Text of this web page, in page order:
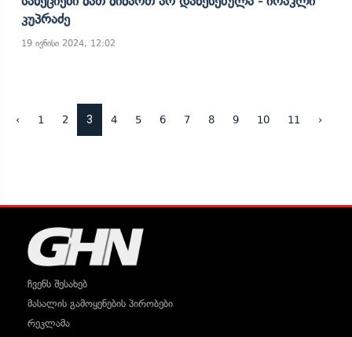
Კუპრაძე
19 ივნისი 2024, 12:02
‹ 1 2 3 4 5 6 7 8 9 10 11 ›
ჩვენს შესახებ
მასალის გამოყენების პირობები
რეკლამა